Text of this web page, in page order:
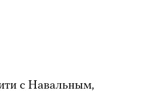
с Навальным,